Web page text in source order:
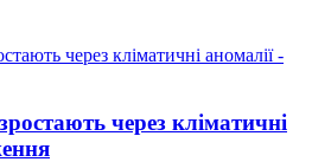
через кліматичні